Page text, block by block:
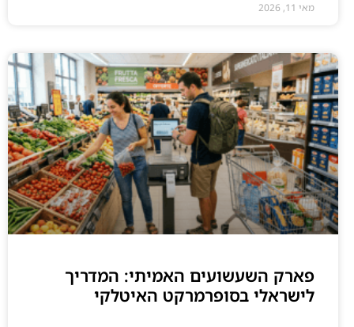
מאי 11, 2026
פארק השעשועים האמיתי: המדריך
לישראלי בסופרמרקט האיטלקי